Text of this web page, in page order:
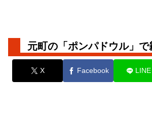
元町の「ポンパドウル」で
X Facebook LINE